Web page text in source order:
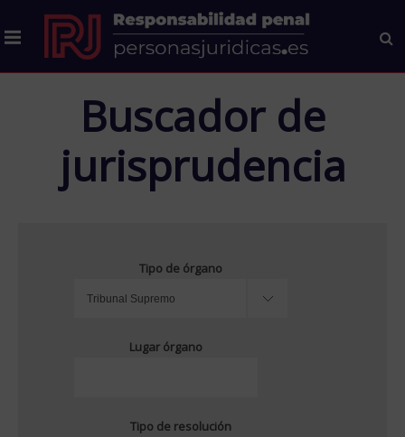
Buscador de
jurisprudencia
Tipo de órgano
Lugar órgano
Tipo de resolución